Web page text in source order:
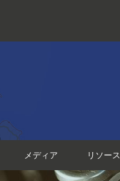
メディア リソース